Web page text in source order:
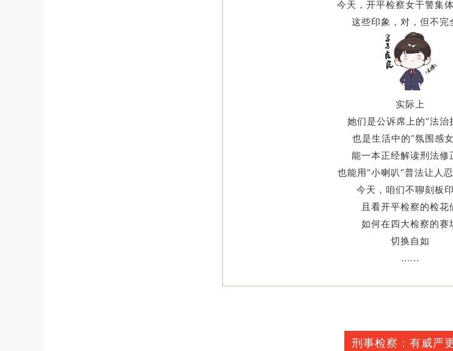
今天，开平检察女干警集
这些印象，对，但不完
实际上
她们是公诉席上的“法治
也是生活中的“氛围感
能一本正经解读刑法修
也能用“小喇叭”普法让人
今天，咱们不聊刻板
且看开平检察的检花
如何在四大检察的赛
切换自如
......
刑事检察：有威严